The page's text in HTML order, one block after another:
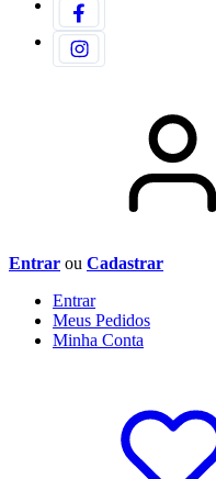
Entrar ou Cadastrar
Entrar
Meus Pedidos
Minha Conta